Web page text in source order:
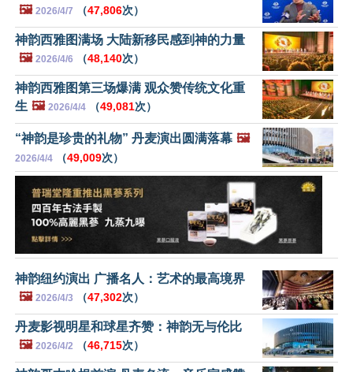
🖼️ 2026/4/7 （47,806次）
神韵西雅图满场 大陆新移民感到神的力量
🖼️ 2026/4/6 （48,140次）
神韵西雅图第三场爆满 观众赞传统文化重
生 🖼️ 2026/4/4 （49,081次）
“神韵是珍贵的礼物” 丹麦演出圆满落幕 🖼️
2026/4/4 （49,009次）
神韵纽约演出 广播名人：艺术的最高境界
🖼️ 2026/4/3 （47,302次）
丹麦影视明星和球星齐赞：神韵无与伦比
🖼️ 2026/4/2 （46,715次）